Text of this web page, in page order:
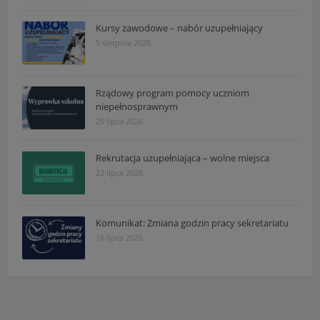
Kursy zawodowe – nabór uzupełniający
5 sierpnia 2026
Rządowy program pomocy uczniom
niepełnosprawnym
29 lipca 2026
Rekrutacja uzupełniająca – wolne miejsca
22 lipca 2026
Komunikat: Zmiana godzin pracy sekretariatu
16 lipca 2026